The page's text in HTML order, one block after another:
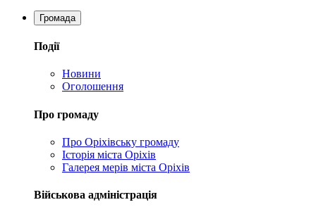
Громада
Події
Новини
Оголошення
Про громаду
Про Оріхівську громаду
Історія міста Оріхів
Галерея мерів міста Оріхів
Військова адміністрація